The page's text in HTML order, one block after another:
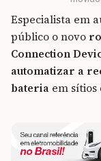
Especialista em
público o novo
Connection
automatizar a
bateria em sítios